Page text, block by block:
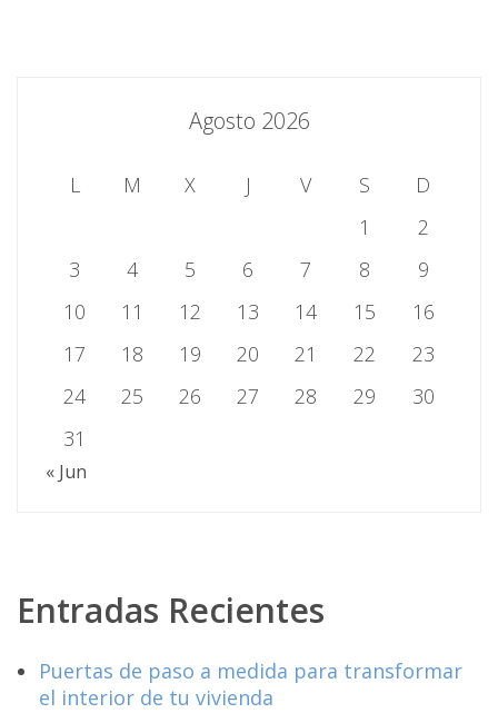
Agosto 2026
L M X J V S
D
1
2
3
4 5 6 7 8
9
10
11 12 13 14 15
16
17
18 19 20 21 22
23
24
25 26 27 28 29
30
31
« Jun
Entradas Recientes
Puertas de paso a medida para transformar
el interior de tu vivienda